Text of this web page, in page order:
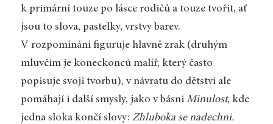
k primární touze po lásce rodičů a touze tvořit, ať
jsou to slova, pastelky, vrstvy barev.
V rozpomínání figuruje hlavně zrak (druhým
mluvčím je koneckonců malíř, který často
popisuje svoji tvorbu), v návratu do dětství ale
pomáhají i další smysly, jako v básni Minulost, kde
jedna sloka končí slovy: Zhluboka se nadechni.